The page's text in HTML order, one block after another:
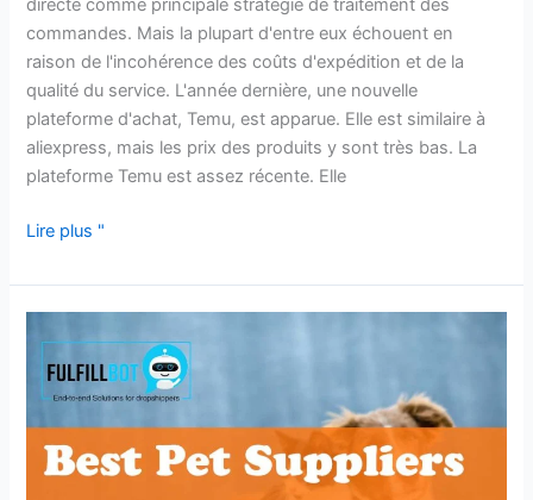
directe comme principale stratégie de traitement des
commandes. Mais la plupart d'entre eux échouent en
raison de l'incohérence des coûts d'expédition et de la
qualité du service. L'année dernière, une nouvelle
plateforme d'achat, Temu, est apparue. Elle est similaire à
aliexpress, mais les prix des produits y sont très bas. La
plateforme Temu est assez récente. Elle
Lire plus "
fournisseurs
de
compagnie